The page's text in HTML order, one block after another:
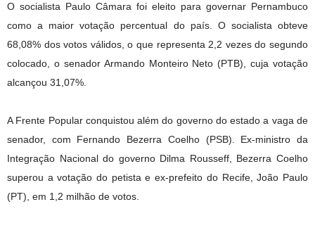
O socialista Paulo Câmara foi eleito para governar Pernambuco
como a maior votação percentual do país. O socialista obteve
68,08% dos votos válidos, o que representa 2,2 vezes do segundo
colocado, o senador Armando Monteiro Neto (PTB), cuja votação
alcançou 31,07%.
A Frente Popular conquistou além do governo do estado a vaga de
senador, com Fernando Bezerra Coelho (PSB). Ex-ministro da
Integração Nacional do governo Dilma Rousseff, Bezerra Coelho
superou a votação do petista e ex-prefeito do Recife, João Paulo
(PT), em 1,2 milhão de votos.